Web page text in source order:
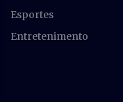
Esportes
Entretenimento